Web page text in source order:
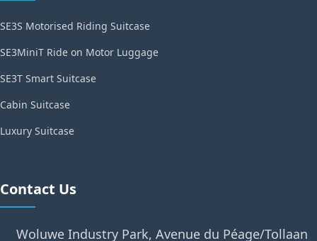
SE3S Motorised Riding Suitcase
SE3MiniT Ride on Motor Luggage
SE3T Smart Suitcase
Cabin Suitcase
Luxury Suitcase
Contact Us
Woluwe Industry Park, Avenue du Péage/Tollaan